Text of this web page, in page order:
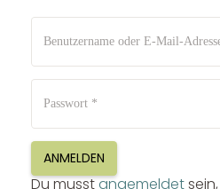
ANMELDEN
Du musstangemeldet
E-Mail: